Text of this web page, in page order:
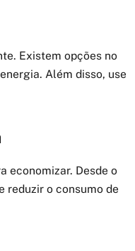
Existem opções no
Além disso, use
economizar. Desde o
reduzir o consumo de